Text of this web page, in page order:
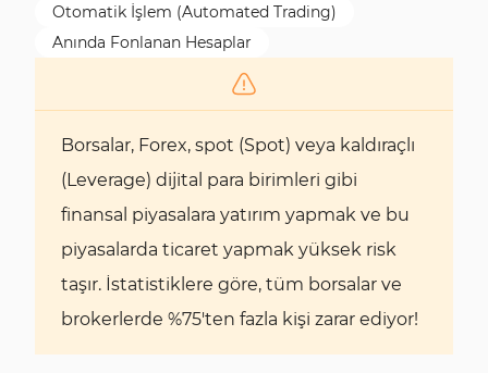
Otomatik İşlem (Automated Trading)
Anında Fonlanan Hesaplar
Borsalar, Forex, spot (Spot) veya kaldıraçlı
(Leverage) dijital para birimleri gibi
finansal piyasalara yatırım yapmak ve bu
piyasalarda ticaret yapmak yüksek risk
taşır. İstatistiklere göre, tüm borsalar ve
brokerlerde %75'ten fazla kişi zarar ediyor!